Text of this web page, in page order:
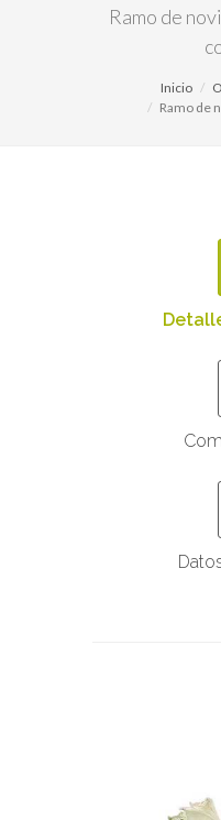
Ramo de
Inicio
Ramo de